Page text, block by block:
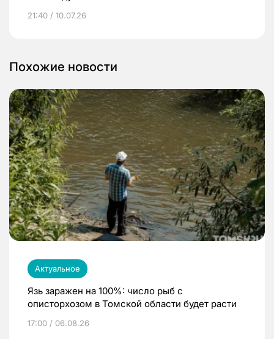
21:40 / 10.07.26
Похожие новости
Актуальное
Язь заражен на 100%: число рыб с
описторхозом в Томской области будет расти
17:00 / 06.08.26